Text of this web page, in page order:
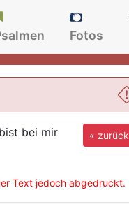
Fotos
« zurück
bei mir
Text jedoch abgedruckt.